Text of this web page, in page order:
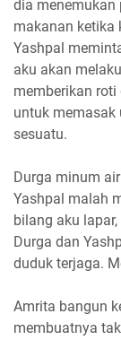
dia menemukan
makanan ketika
Yashpal
aku akan
memberikan
untuk memasak
sesuatu.
Durga minum
Yashpal malah
bilang aku
Durga dan
duduk terjaga.
Amrita bangun
membuatnya